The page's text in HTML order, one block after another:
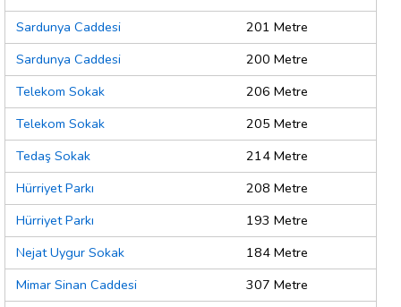
Sardunya Caddesi
201 Metre
Sardunya Caddesi
200 Metre
Telekom Sokak
206 Metre
Telekom Sokak
205 Metre
Tedaş Sokak
214 Metre
Hürriyet Parkı
208 Metre
Hürriyet Parkı
193 Metre
Nejat Uygur Sokak
184 Metre
Mimar Sinan Caddesi
307 Metre